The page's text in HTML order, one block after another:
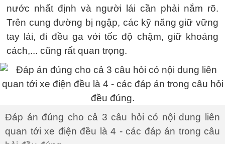
nước nhất định và người lái cần phải nắm rõ.
Trên cung đường bị ngập, các kỹ năng giữ vững
tay lái, đi đều ga với tốc độ chậm, giữ khoảng
cách,... cũng rất quan trọng.
Đáp án đúng cho cả 3 câu hỏi có nội dung liên
quan tới xe điện đều là 4 - các đáp án trong câu